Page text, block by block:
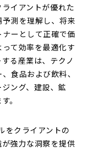
イアントが優れた
測を理解し、将来
ーとして正確で価
て効率を最適化す
る産業は、テクノ
食品および飲料、
ング、建設、鉱
。
をクライアントの
強力な洞察を提供